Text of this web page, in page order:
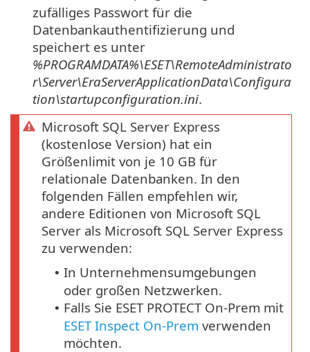
zufälliges Passwort für die
Datenbankauthentifizierung und
speichert es unter
%PROGRAMDATA%\ESET\RemoteAdministrato
r\Server\EraServerApplicationData\Configura
tion\startupconfiguration.ini.
Microsoft SQL Server Express
(kostenlose Version) hat ein
Größenlimit von je 10 GB für
relationale Datenbanken. In den
folgenden Fällen empfehlen wir,
andere Editionen von Microsoft SQL
Server als Microsoft SQL Server Express
zu verwenden:
• In Unternehmensumgebungen
oder großen Netzwerken.
• Falls Sie ESET PROTECT On-Prem mit
ESET Inspect On-Prem verwenden
möchten.